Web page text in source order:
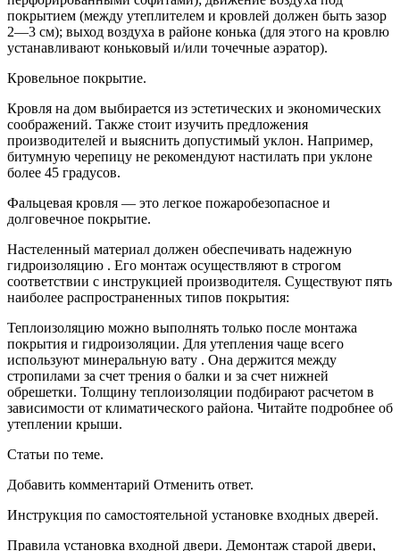
покрытием (между утеплителем и кровлей должен быть зазор
2—3 см); выход воздуха в районе конька (для этого на кровлю
устанавливают коньковый и/или точечные аэратор).
Кровельное покрытие.
Кровля на дом выбирается из эстетических и экономических
соображений. Также стоит изучить предложения
производителей и выяснить допустимый уклон. Например,
битумную черепицу не рекомендуют настилать при уклоне
более 45 градусов.
Фальцевая кровля — это легкое пожаробезопасное и
долговечное покрытие.
Настеленный материал должен обеспечивать надежную
гидроизоляцию . Его монтаж осуществляют в строгом
соответствии с инструкцией производителя. Существуют пять
наиболее распространенных типов покрытия:
Теплоизоляцию можно выполнять только после монтажа
покрытия и гидроизоляции. Для утепления чаще всего
используют минеральную вату . Она держится между
стропилами за счет трения о балки и за счет нижней
обрешетки. Толщину теплоизоляции подбирают расчетом в
зависимости от климатического района. Читайте подробнее об
утеплении крыши.
Статьи по теме.
Добавить комментарий Отменить ответ.
Инструкция по самостоятельной установке входных дверей.
Правила установка входной двери. Демонтаж старой двери,